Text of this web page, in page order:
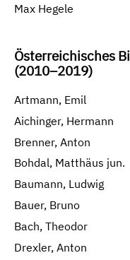
Max Hegele
Österreichisches
(2010–2019)
Artmann, Emil
Aichinger, Hermann
Brenner, Anton
Bohdal, Matthäus jun.
Baumann, Ludwig
Bauer, Bruno
Bach, Theodor
Drexler, Anton